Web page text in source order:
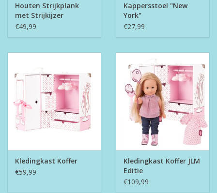
Houten Strijkplank
met Strijkijzer
€49,99
Kappersstoel "New
York"
€27,99
Kledingkast Koffer
€59,99
Kledingkast Koffer JLM
Editie
€109,99